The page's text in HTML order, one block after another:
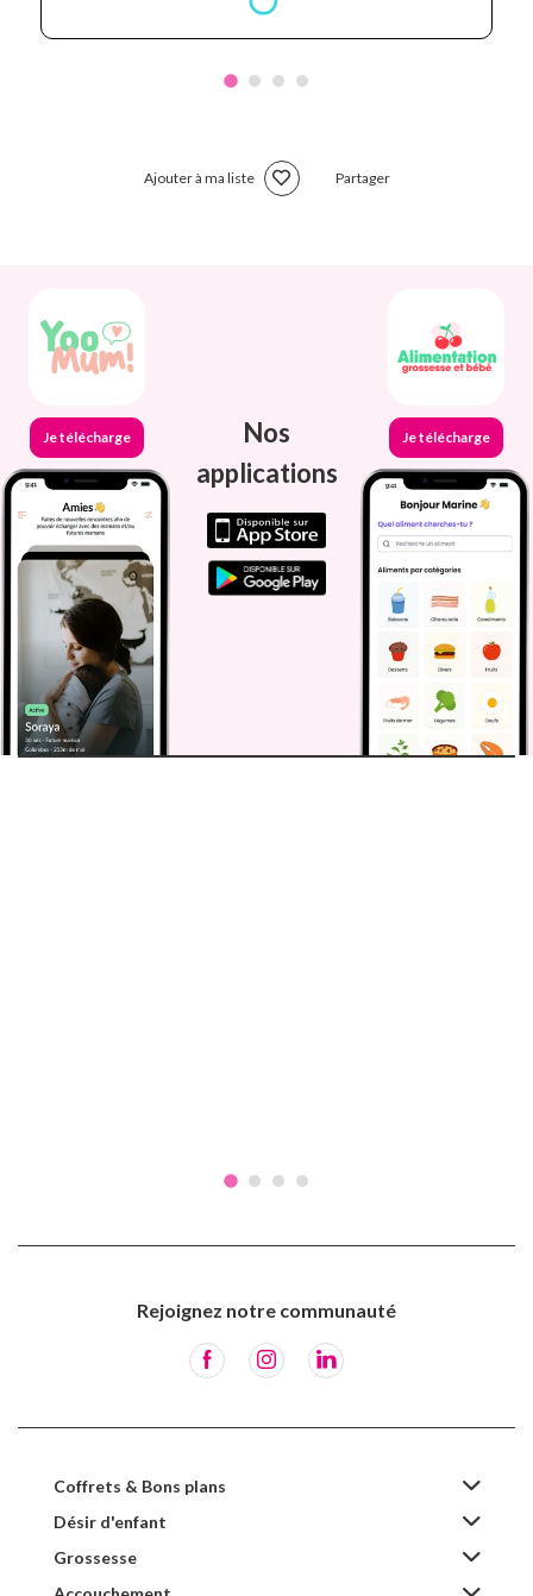
Ajouter à ma liste Partager
Je télécharge
Nos
applications
Je télécharge
Rejoignez notre communauté
Coffrets & Bons plans
Désir d'enfant
Grossesse